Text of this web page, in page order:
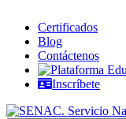
Certificados
Blog
Contáctenos
Inscríbete